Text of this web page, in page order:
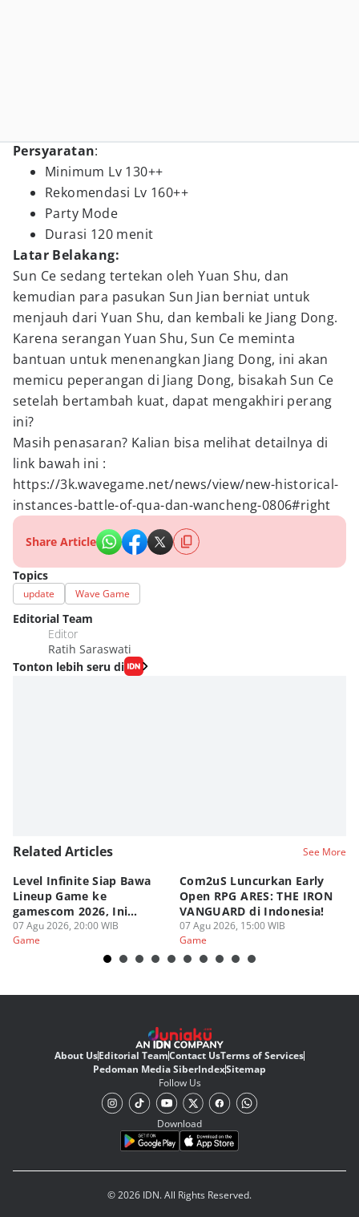
Persyaratan:
Minimum Lv 130++
Rekomendasi Lv 160++
Party Mode
Durasi 120 menit
Latar Belakang:
Sun Ce sedang tertekan oleh Yuan Shu, dan
kemudian para pasukan Sun Jian berniat untuk
menjauh dari Yuan Shu, dan kembali ke Jiang Dong.
Karena serangan Yuan Shu, Sun Ce meminta
bantuan untuk menenangkan Jiang Dong, ini akan
memicu peperangan di Jiang Dong, bisakah Sun Ce
setelah bertambah kuat, dapat mengakhiri perang
ini?
Masih penasaran? Kalian bisa melihat detailnya di
link bawah ini :
https://3k.wavegame.net/news/view/new-historical-
instances-battle-of-qua-dan-wancheng-0806#right
Share Article
Topics
update Wave Game
Editorial Team
Editor
Ratih Saraswati
Tonton lebih seru di
Related Articles See More
Level Infinite Siap Bawa
Lineup Game ke
gamescom 2026, Ini
Judulnya!
07 Agu 2026, 20:00 WIB
Game
Com2uS Luncurkan Early
Open RPG ARES: THE IRON
VANGUARD di Indonesia!
07 Agu 2026, 15:00 WIB
Game
About UsEditorial TeamContact UsTerms of Services
Pedoman Media SiberIndexSitemap
Follow Us
Download
© 2026 IDN. All Rights Reserved.